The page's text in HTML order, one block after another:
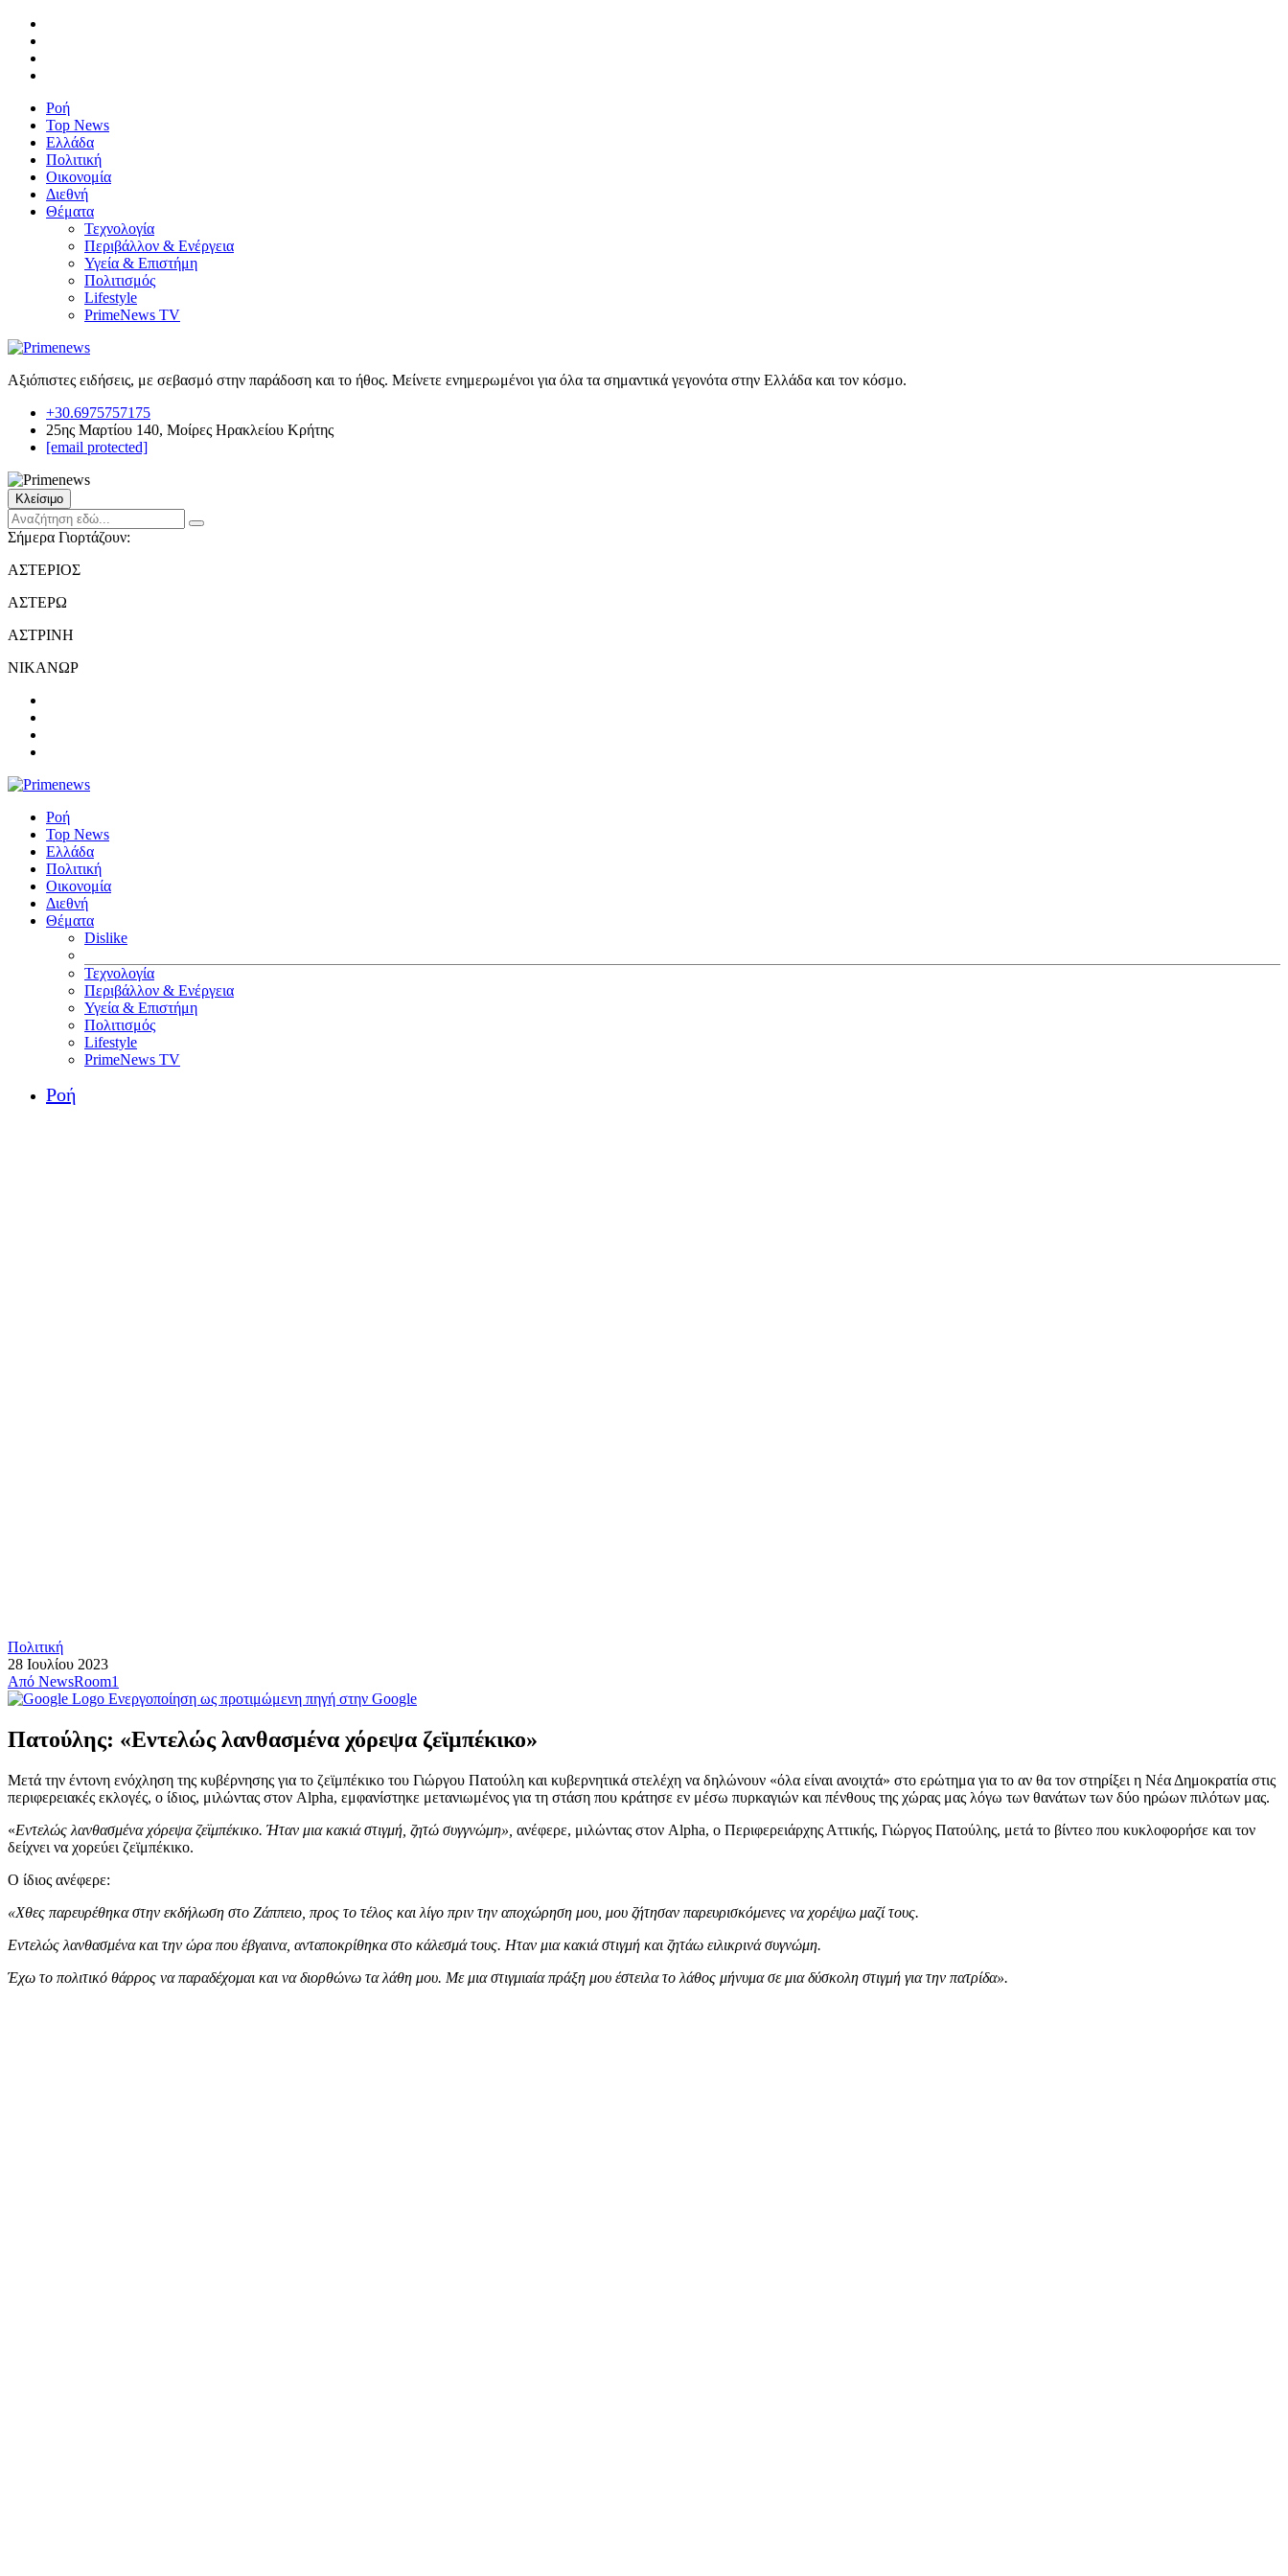
Ροή
Top News
Ελλάδα
Πολιτική
Οικονομία
Διεθνή
Θέματα
Τεχνολογία
Περιβάλλον & Ενέργεια
Υγεία & Επιστήμη
Πολιτισμός
Lifestyle
PrimeNews TV
Αξιόπιστες ειδήσεις, με σεβασμό στην παράδοση και το ήθος. Μείνετε ενημερωμένοι για όλα τα σημαντικά γεγονότα στην Ελλάδα και τον κόσμο.
+30.6975757175
25ης Μαρτίου 140, Μοίρες Ηρακλείου Κρήτης
[email protected]
Κλείσιμο
Σήμερα Γιορτάζουν:
ΑΣΤΕΡΙΟΣ
ΑΣΤΕΡΩ
ΑΣΤΡΙΝΗ
ΝΙΚΑΝΩΡ
Ροή
Top News
Ελλάδα
Πολιτική
Οικονομία
Διεθνή
Θέματα
Dislike
Τεχνολογία
Περιβάλλον & Ενέργεια
Υγεία & Επιστήμη
Πολιτισμός
Lifestyle
PrimeNews TV
Ροή
Πολιτική
28 Ιουλίου 2023
Από NewsRoom1
Ενεργοποίηση ως προτιμώμενη πηγή στην Google
Πατούλης: «Εντελώς λανθασμένα χόρεψα ζεϊμπέκικο»
Μετά την έντονη ενόχληση της κυβέρνησης για το ζεϊμπέκικο του Γιώργου Πατούλη και κυβερνητικά στελέχη να δηλώνουν «όλα είναι ανοιχτά» στο ερώτημα για το αν θα τον στηρίξει η Νέα Δημοκρατία στις
περιφερειακές εκλογές, ο ίδιος, μιλώντας στον Alpha, εμφανίστηκε μετανιωμένος για τη στάση που κράτησε εν μέσω πυρκαγιών και πένθους της χώρας μας λόγω των θανάτων των δύο ηρώων πιλότων μας.
«Εντελώς λανθασμένα χόρεψα ζεϊμπέκικο. Ήταν μια κακιά στιγμή, ζητώ συγγνώμη», ανέφερε, μιλώντας στον Alpha, ο Περιφερειάρχης Αττικής, Γιώργος Πατούλης, μετά το βίντεο που κυκλοφορήσε και τον
δείχνει να χορεύει ζεϊμπέκικο.
Ο ίδιος ανέφερε:
«Χθες παρευρέθηκα στην εκδήλωση στο Ζάππειο, προς το τέλος και λίγο πριν την αποχώρηση μου, μου ζήτησαν παρευρισκόμενες να χορέψω μαζί τους.
Εντελώς λανθασμένα και την ώρα που έβγαινα, ανταποκρίθηκα στο κάλεσμά τους. Ηταν μια κακιά στιγμή και ζητάω ειλικρινά συγνώμη.
Έχω το πολιτικό θάρρος να παραδέχομαι και να διορθώνω τα λάθη μου. Με μια στιγμιαία πράξη μου έστειλα το λάθος μήνυμα σε μια δύσκολη στιγμή για την πατρίδα».